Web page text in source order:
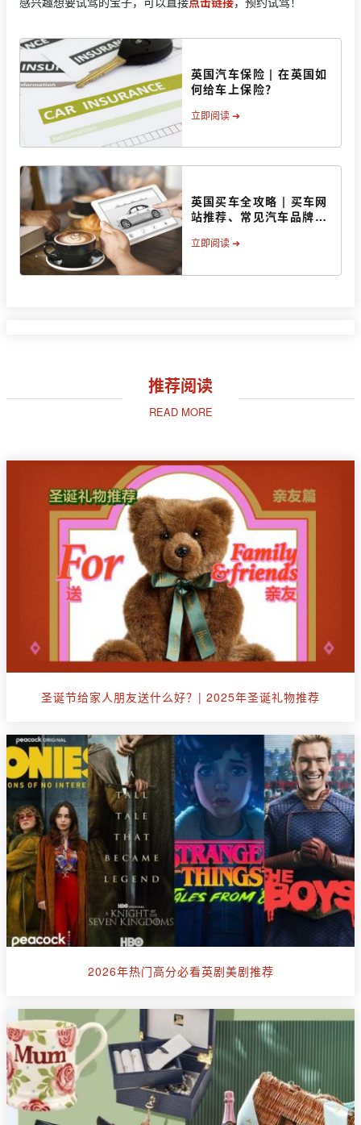
英国汽车保险 | 在英国如
何给车上保险？
立即阅读 ➔
英国买车全攻略 | 买车网
站推荐、常见汽车品牌、
立即阅读 ➔
推荐阅读
READ MORE
圣诞节给家人朋友送什么好？| 2025年圣诞礼物推荐
2026年热门高分必看英剧美剧推荐